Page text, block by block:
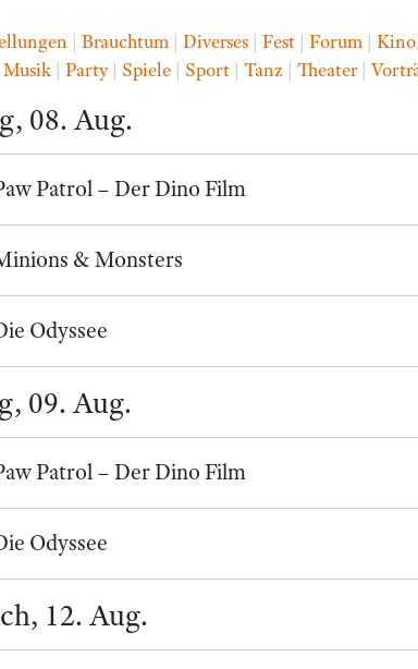
| Brauchtum | Diverses | Fest | Forum |
Musik | Party| Spiele | Sport | Tanz | Theater|
08. Aug.
Patrol – Der Dino Film
& Monsters
Odyssee
09. Aug.
Patrol – Der Dino Film
Odyssee
12. Aug.